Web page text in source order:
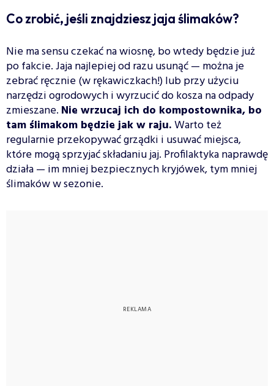
Co zrobić, jeśli znajdziesz jaja ślimaków?
Nie ma sensu czekać na wiosnę, bo wtedy będzie już
po fakcie. Jaja najlepiej od razu usunąć — można je
zebrać ręcznie (w rękawiczkach!) lub przy użyciu
narzędzi ogrodowych i wyrzucić do kosza na odpady
zmieszane. Nie wrzucaj ich do kompostownika, bo
tam ślimakom będzie jak w raju.Warto też
regularnie przekopywać grządki i usuwać miejsca,
które mogą sprzyjać składaniu jaj. Profilaktyka naprawdę
działa — im mniej bezpiecznych kryjówek, tym mniej
ślimaków w sezonie.